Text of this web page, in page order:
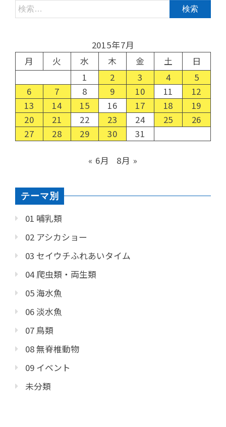
2015年7月
月
火 水 木 金 土
日
1
2 3 4
5
6
7 8 9 10 11
12
13
14 15 16 17 18
19
20
21 22 23 24 25
26
27
28 29 30 31
« 6月 8月 »
テーマ別
01 哺乳類
02 アシカショー
03 セイウチふれあいタイム
04 爬虫類・両生類
05 海水魚
06 淡水魚
07 鳥類
08 無脊椎動物
09 イベント
未分類